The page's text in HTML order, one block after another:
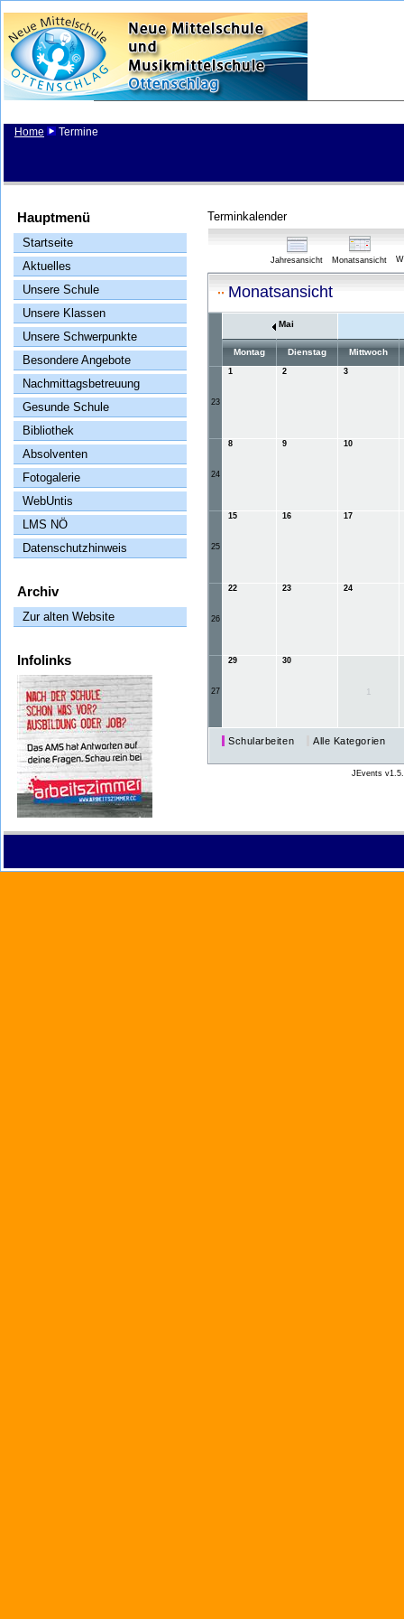
Home Termine
Hauptmenü
Startseite
Aktuelles
Unsere Schule
Unsere Klassen
Unsere Schwerpunkte
Besondere Angebote
Nachmittagsbetreuung
Gesunde Schule
Bibliothek
Absolventen
Fotogalerie
WebUntis
LMS NÖ
Datenschutzhinweis
Archiv
Zur alten Website
Infolinks
Terminkalender
Jahresansicht Monatsansicht
Monatsansicht
Mai
Montag Dienstag Mittwoch
23
1 2 3
24
8 9 10
25
15 16 17
26
22 23 24
27
29 30
1
Schularbeiten Alle Kategorien
JEvents